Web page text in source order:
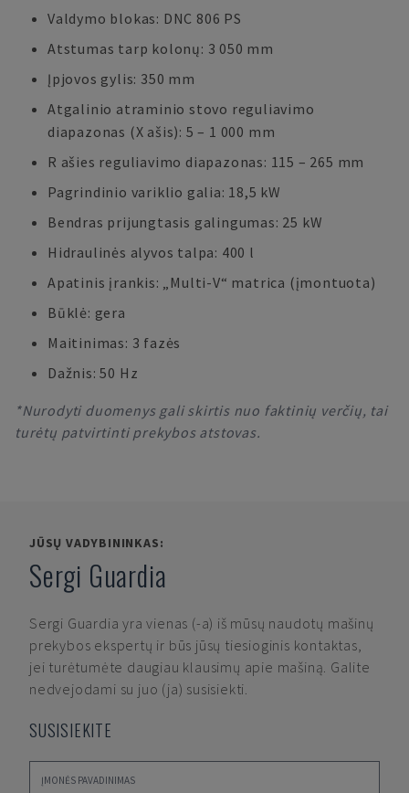
Valdymo blokas: DNC 806 PS
Atstumas tarp kolonų: 3 050 mm
Įpjovos gylis: 350 mm
Atgalinio atraminio stovo reguliavimo
diapazonas (X ašis): 5 – 1 000 mm
R ašies reguliavimo diapazonas: 115 – 265 mm
Pagrindinio variklio galia: 18,5 kW
Bendras prijungtasis galingumas: 25 kW
Hidraulinės alyvos talpa: 400 l
Apatinis įrankis: „Multi-V“ matrica (įmontuota)
Būklė: gera
Maitinimas: 3 fazės
Dažnis: 50 Hz
*Nurodyti duomenys gali skirtis nuo faktinių verčių, tai
turėtų patvirtinti prekybos atstovas.
JŪSŲ VADYBININKAS:
Sergi Guardia
Sergi Guardia yra vienas (-a) iš mūsų naudotų mašinų
prekybos ekspertų ir būs jūsų tiesioginis kontaktas,
jei turėtumėte daugiau klausimų apie mašiną. Galite
nedvejodami su juo (ja) susisiekti.
SUSISIEKITE